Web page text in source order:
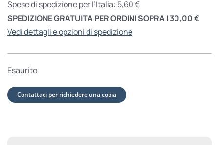
Spese di spedizione per l’Italia: 5,60 €
SPEDIZIONE GRATUITA PER ORDINI SOPRA I 30,00 €
Vedi dettagli e opzioni di spedizione
Esaurito
Contattaci per richiedere una copia